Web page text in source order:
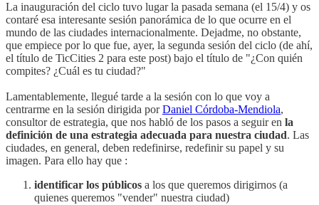
La inauguración del ciclo tuvo lugar la pasada semana (el 15/4) y os
contaré esa interesante sesión panorámica de lo que ocurre en el
mundo de las ciudades internacionalmente. Dejadme, no obstante,
que empiece por lo que fue, ayer, la segunda sesión del ciclo (de ahí,
el título de TicCities 2 para este post) bajo el título de "¿Con quién
compites? ¿Cuál es tu ciudad?"
Lamentablemente, llegué tarde a la sesión con lo que voy a
centrarme en la sesión dirigida porDaniel Córdoba-Mendiola,
consultor de estrategia, que nos habló de los pasos a seguir en la
definición de una estrategia adecuada para nuestra ciudad. Las
ciudades, en general, deben redefinirse, redefinir su papel y su
imagen. Para ello hay que :
identificar los públicos a los que queremos dirigirnos (a
quienes queremos "vender" nuestra ciudad)